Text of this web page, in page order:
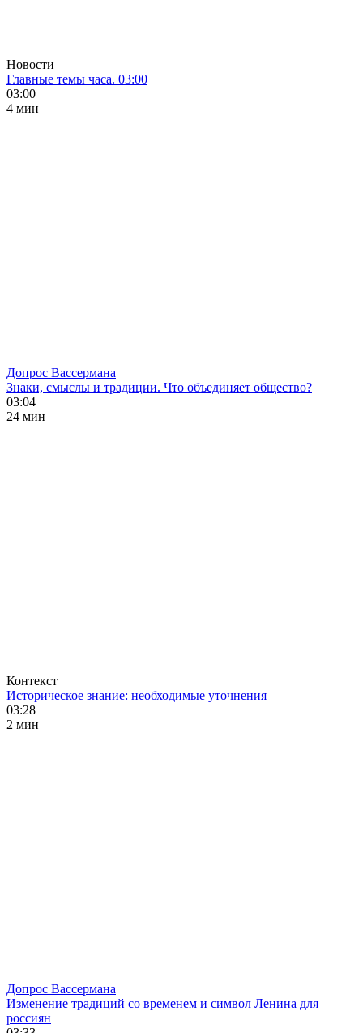
Новости
Главные темы часа. 03:00
03:00
4 мин
Допрос Вассермана
Знаки, смыслы и традиции. Что объединяет общество?
03:04
24 мин
Контекст
Историческое знание: необходимые уточнения
03:28
2 мин
Допрос Вассермана
Изменение традиций со временем и символ Ленина для
россиян